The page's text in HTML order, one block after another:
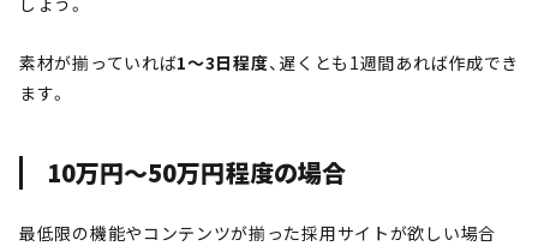
素材が揃っていれば1～3日程度、遅くとも1週間あれば作成でき
ます。
10万円〜50万円程度の場合
最低限の機能やコンテンツが揃った採用サイトが欲しい場合